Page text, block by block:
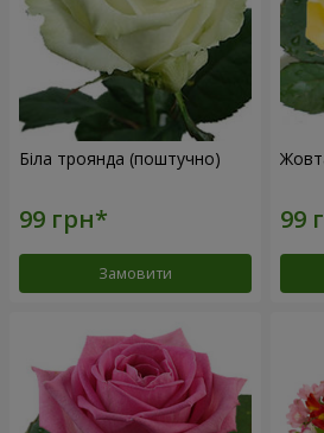
Біла троянда (поштучно)
Замовити